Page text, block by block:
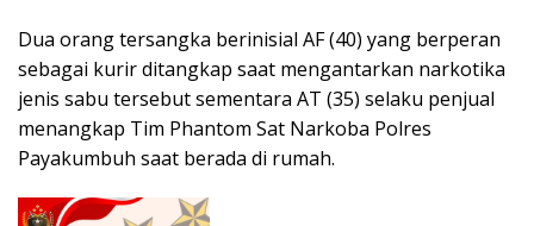
Dua orang tersangka berinisial AF (40) yang berperan
sebagai kurir ditangkap saat mengantarkan narkotika
jenis sabu tersebut sementara AT (35) selaku penjual
menangkap Tim Phantom Sat Narkoba Polres
Payakumbuh saat berada di rumah.